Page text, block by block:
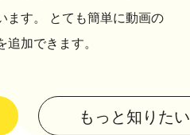
ます。 とても簡単に動画の
加できます。
もっと知りたい